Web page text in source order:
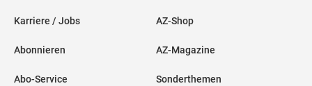
Karriere / Jobs
Abonnieren
Abo-Service
AZ-Shop
AZ-Magazine
Sonderthemen